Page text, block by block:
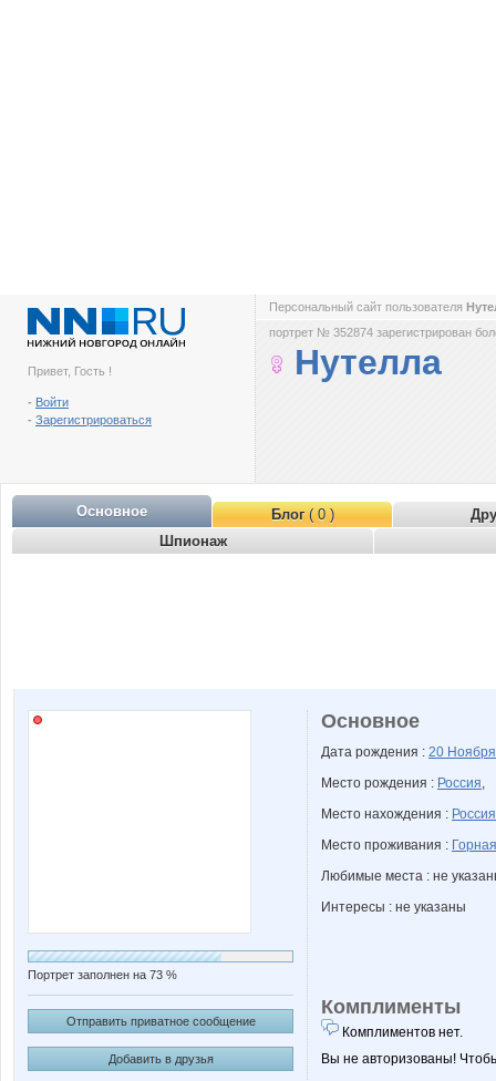
Привет, Гость !
- Войти
- Зарегистрироваться
Персональный сайт пользователя
портрет № 352874 зарегистрирован
Нутелла
Основное Блог( 0 )
Шпионаж
Портрет заполнен на 73 %
Отправить приватное сообщение
Добавить в друзья
Основное
Дата рождения : 20
Место рождения : Россия,
Место нахождения : Россия
Место проживания :
Любимые места : не
Интересы : не указаны
Комплименты
Комплиментов нет.
Вы не авторизованы!